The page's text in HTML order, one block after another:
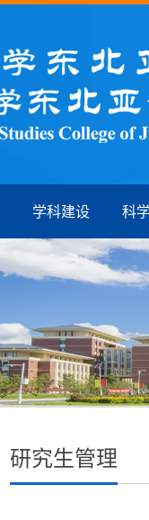
学科建设 科
研究生管理